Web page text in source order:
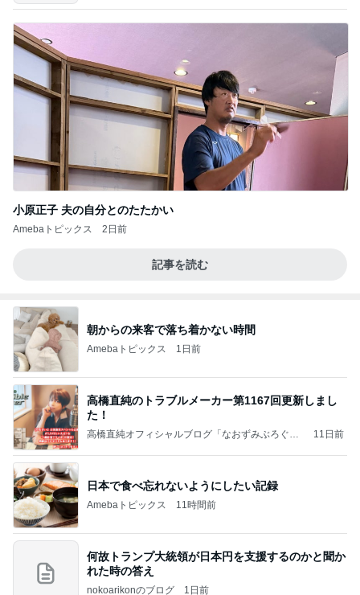
小原正子 夫の自分とのたたかい
Amebaトピックス 2日前
記事を読む
朝からの来客で落ち着かない時間
Amebaトピックス 1日前
高橋直純のトラブルメーカー第1167回更新しまし
た！
高橋直純オフィシャルブログ「なおずみぶろぐ」
11日前
日本で食べ忘れないようにしたい記録
Amebaトピックス 11時間前
何故トランプ大統領が日本円を支援するのかと聞か
れた時の答え
nokoarikonのブログ 1日前